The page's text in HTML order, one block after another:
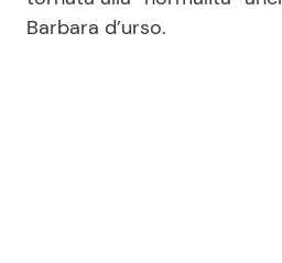
Barbara d’urso.